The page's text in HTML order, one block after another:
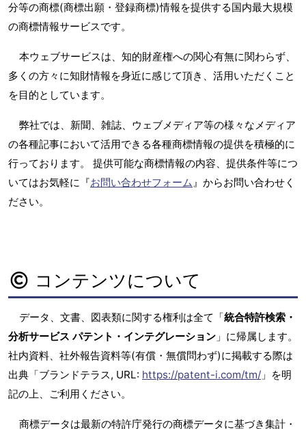
分等の商標(商標出願・登録商標)情報を提供する国内最大規模
の商標情報サービスです。
本ウェブサービスは、知的財産権への関心有無に関わらず、
多くの方々に知財情報を身近に感じて頂き、活用いただくこと
を目的としています。
弊社では、新聞、雑誌、ウェブメディア等の様々なメディア
の各種記事において活用できる各種商標情報の提供を積極的に
行っております。 提供可能な商標情報の内容、提供条件等につ
いてはお気軽に『お問い合わせフォーム』からお問い合わせく
ださい。
コンテンツについて
データ、文書、図表類に関する権利は全て「統合特許検索・
分析サービス パテント・インテグレーション 」に帰属します。
社内資料、社外報告資料等(有償・無償問わず)に掲載する際は
出典「ブランドテラス, URL: https://patent-i.com/tm/ 」を明
記の上、ご利用ください。
商標データは最新の特許庁発行の商標データに基づき集計・